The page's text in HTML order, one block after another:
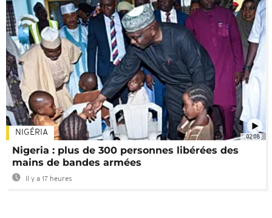
02:08
NIGÉRIA
Nigeria : plus de 300 personnes libérées des
mains de bandes armées
Il y a 17 heures